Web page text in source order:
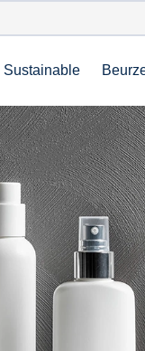
Sustainable